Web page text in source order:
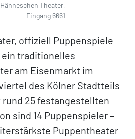
Hänneschen Theater,
Eingang 6661
offiziell Puppenspiele
traditionelles
am Eisenmarkt im
des Kölner Stadtteils
25 festangestellten
sind 14 Puppenspieler –
Puppentheater